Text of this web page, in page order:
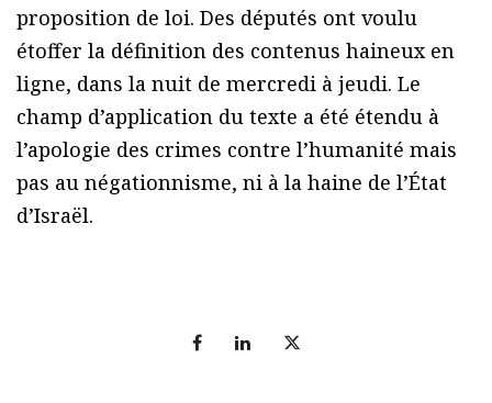
proposition de loi. Des députés ont voulu
étoffer la définition des contenus haineux en
ligne, dans la nuit de mercredi à jeudi. Le
champ d’application du texte a été étendu à
l’apologie des crimes contre l’humanité mais
pas au négationnisme, ni à la haine de l’État
d’Israël.